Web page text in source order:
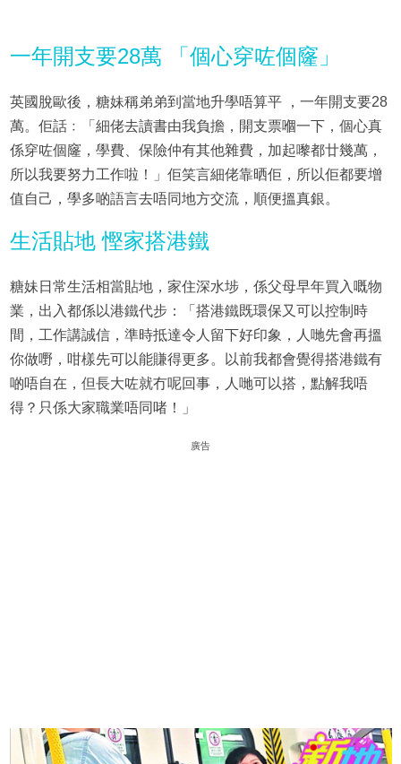
一年開支要28萬 「個心穿咗個窿」
英國脫歐後，糖妹稱弟弟到當地升學唔算平 ，一年開支要28
萬。佢話﹕「細佬去讀書由我負擔，開支票嗰一下，個心真
係穿咗個窿，學費、保險仲有其他雜費，加起嚟都廿幾萬，
所以我要努力工作啦！」佢笑言細佬靠晒佢，所以佢都要增
值自己，學多啲語言去唔同地方交流，順便搵真銀。
生活貼地 慳家搭港鐵
糖妹日常生活相當貼地，家住深水埗，係父母早年買入嘅物
業，出入都係以港鐵代步：「搭港鐵既環保又可以控制時
間，工作講誠信，準時抵達令人留下好印象，人哋先會再搵
你做嘢，咁樣先可以能賺得更多。以前我都會覺得搭港鐵有
啲唔自在，但長大咗就冇呢回事，人哋可以搭，點解我唔
得？只係大家職業唔同啫！」
廣告